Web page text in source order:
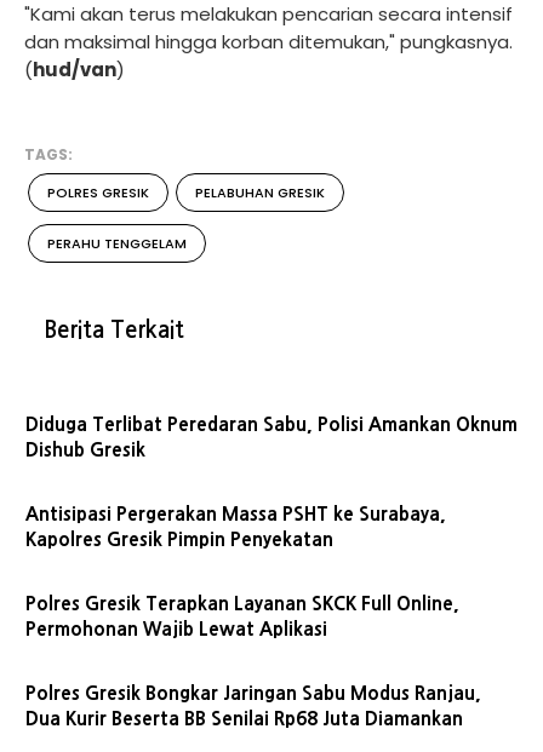
"Kami akan terus melakukan pencarian secara intensif
dan maksimal hingga korban ditemukan," pungkasnya.
(hud/van)
TAGS:
POLRES GRESIK PELABUHAN GRESIK
PERAHU TENGGELAM
Berita Terkait
Diduga Terlibat Peredaran Sabu, Polisi Amankan Oknum
Dishub Gresik
Antisipasi Pergerakan Massa PSHT ke Surabaya,
Kapolres Gresik Pimpin Penyekatan
Polres Gresik Terapkan Layanan SKCK Full Online,
Permohonan Wajib Lewat Aplikasi
Polres Gresik Bongkar Jaringan Sabu Modus Ranjau,
Dua Kurir Beserta BB Senilai Rp68 Juta Diamankan